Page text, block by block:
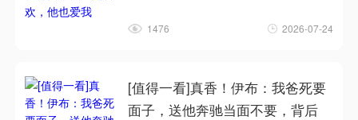
1476 2026-07-24
[值得一看]真香！伊布：我爸死要
面子，送他奔驰当面不要，背后